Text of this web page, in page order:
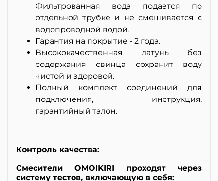
Фильтрованная вода подается по
отдельной трубке и не смешивается с
водопроводной водой.
Гарантия на покрытие - 2 года.
Высококачественная латунь без
содержания свинца сохранит воду
чистой и здоровой.
Полный комплект соединений для
подключения, инструкция,
гарантийный талон.
Контроль качества:
Смесители OMOIKIRI проходят через
систему тестов, включающую в себя: